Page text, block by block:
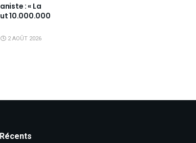
: « La
10.000.000
2 AOÛT 2026